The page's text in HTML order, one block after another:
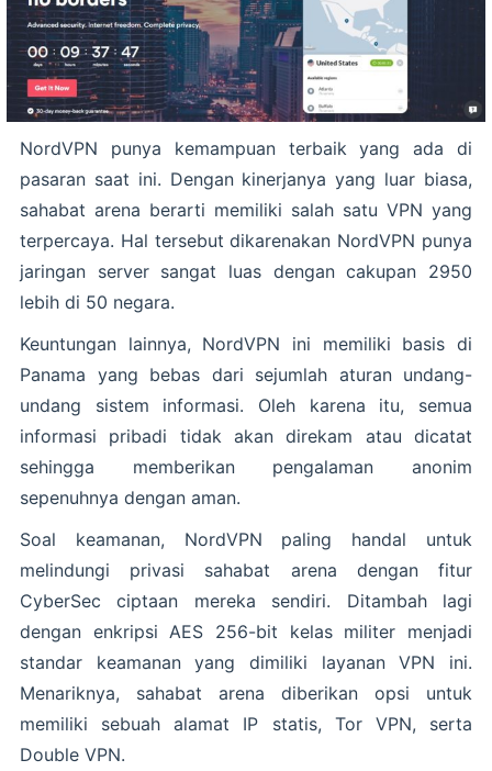
NordVPN punya kemampuan terbaik yang ada di
pasaran saat ini. Dengan kinerjanya yang luar biasa,
sahabat arena berarti memiliki salah satu VPN yang
terpercaya. Hal tersebut dikarenakan NordVPN punya
jaringan server sangat luas dengan cakupan 2950
lebih di 50 negara.
Keuntungan lainnya, NordVPN ini memiliki basis di
Panama yang bebas dari sejumlah aturan undang-
undang sistem informasi. Oleh karena itu, semua
informasi pribadi tidak akan direkam atau dicatat
sehingga memberikan pengalaman anonim
sepenuhnya dengan aman.
Soal keamanan, NordVPN paling handal untuk
melindungi privasi sahabat arena dengan fitur
CyberSec ciptaan mereka sendiri. Ditambah lagi
dengan enkripsi AES 256-bit kelas militer menjadi
standar keamanan yang dimiliki layanan VPN ini.
Menariknya, sahabat arena diberikan opsi untuk
memiliki sebuah alamat IP statis, Tor VPN, serta
Double VPN.